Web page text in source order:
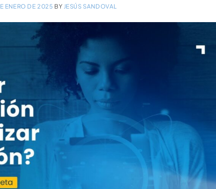
ENERO DE 2025 BY JESÚS SANDOVAL